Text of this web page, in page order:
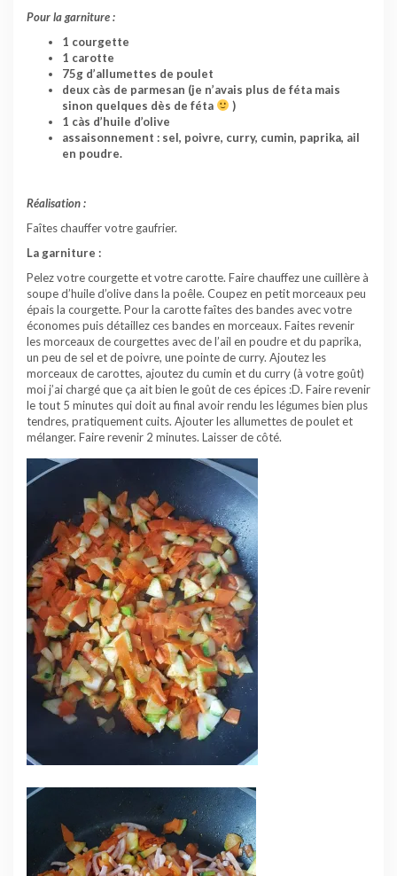
Pour la garniture :
1 courgette
1 carotte
75g d’allumettes de poulet
deux càs de parmesan (je n’avais plus de féta mais
sinon quelques dès de féta
)
1 càs d’huile d’olive
assaisonnement : sel, poivre, curry, cumin, paprika, ail
en poudre.
Réalisation :
Faîtes chauffer votre gaufrier.
La garniture :
Pelez votre courgette et votre carotte. Faire chauffez une cuillère à
soupe d’huile d’olive dans la poêle. Coupez en petit morceaux peu
épais la courgette. Pour la carotte faîtes des bandes avec votre
économes puis détaillez ces bandes en morceaux. Faites revenir
les morceaux de courgettes avec de l’ail en poudre et du paprika,
un peu de sel et de poivre, une pointe de curry. Ajoutez les
morceaux de carottes, ajoutez du cumin et du curry (à votre goût)
moi j’ai chargé que ça ait bien le goût de ces épices :D. Faire revenir
le tout 5 minutes qui doit au final avoir rendu les légumes bien plus
tendres, pratiquement cuits. Ajouter les allumettes de poulet et
mélanger. Faire revenir 2 minutes. Laisser de côté.